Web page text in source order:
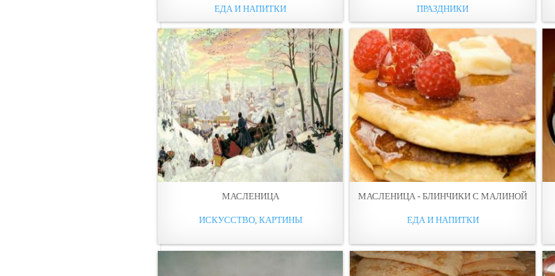
ЕДА И НАПИТКИ ПРАЗДНИКИ
МАСЛЕНИЦА
ИСКУССТВО, КАРТИНЫ
МАСЛЕНИЦА - БЛИНЧИКИ С МАЛИНОЙ
ЕДА И НАПИТКИ